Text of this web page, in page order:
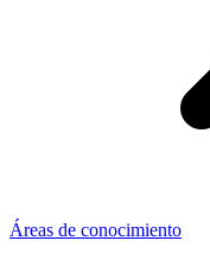
Áreas de conocimiento